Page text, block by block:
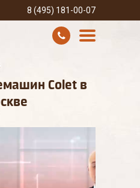
8 (495) 181-00-07
Colet в